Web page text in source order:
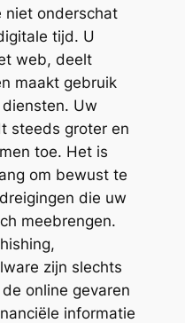
niet onderschat
tijd. U
web, deelt
maakt gebruik
Uw
steeds groter en
toe. Het is
om bewust te
die uw
meebrengen.
zijn slechts
online gevaren
informatie